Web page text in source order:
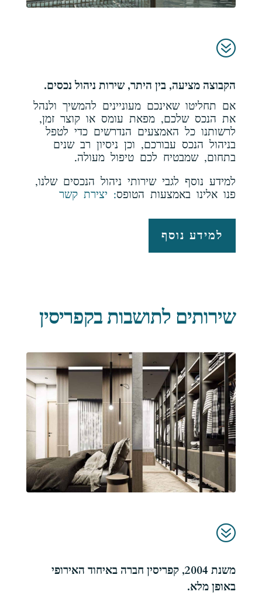
?
הקבוצה מציעה, בין היתר, שירות ניהול נכסים.
אם תחליטו שאינכם מעוניינים להמשיך ולנהל
את הנכס שלכם, מפאת עומס או קוצר זמן,
לרשותנו כל האמצעים הנדרשים כדי לטפל
בניהול הנכס עבורכם, וכן ניסיון רב שנים
בתחום, שמבטיח לכם טיפול מעולה.
למידע נוסף לגבי שירותי ניהול הנכסים שלנו,
פנו אלינו באמצעות הטופס: יצירת קשר
למידע נוסף
שירותים לתושבות בקפריסין
?
משנת 2004, קפריסין חברה באיחוד האירופי
באופן מלא.